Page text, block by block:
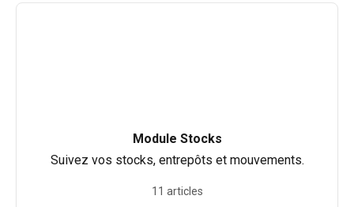
Module Stocks
Suivez vos stocks, entrepôts et mouvements.
11 articles